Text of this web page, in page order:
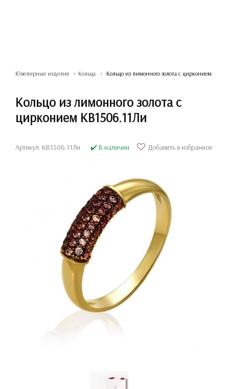
Ювелирные изделия Кольца Кольцо из лимонного золота с цирконием
Кольцо из лимонного золота с
цирконием КВ1506.11Ли
Артикул: КВ1506.11Ли ✔️ В наличии Добавить в избранное